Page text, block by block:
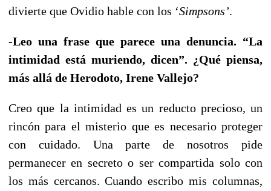
divierte que Ovidio hable con los ‘Simpsons’.
-Leo una frase que parece una denuncia. “La
intimidad está muriendo, dicen”. ¿Qué piensa,
más allá de Herodoto, Irene Vallejo?
Creo que la intimidad es un reducto precioso, un
rincón para el misterio que es necesario proteger
con cuidado. Una parte de nosotros pide
permanecer en secreto o ser compartida solo con
los más cercanos. Cuando escribo mis columnas,